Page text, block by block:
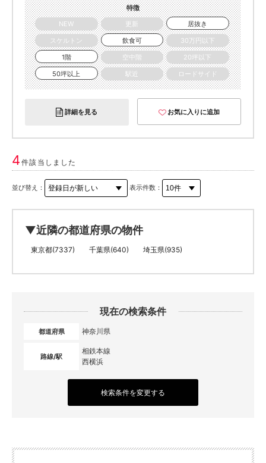
特徴
NEW
更新
居抜き
スケルトン
飲食可
30万円以下
1階
空中階
20坪以下
50坪以上
駅近 ロードサイド
詳細を見る お気に入りに追加
4件該当しました
並び替え： 表示件数：
▼近隣の都道府県の物件
東京都(7337) 千葉県(640) 埼玉県(935)
現在の検索条件
都道府県 神奈川県
路線/駅
相鉄本線
西横浜
検索条件を変更する